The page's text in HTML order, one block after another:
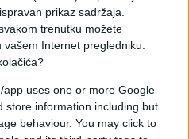
prikaz sadržaja.
trenutku možete
Internet pregledniku.
uses one or more Google
store information including but
behaviour. You may click to
Shqiperine dhe
ne mbare boten!! ❤️❤️